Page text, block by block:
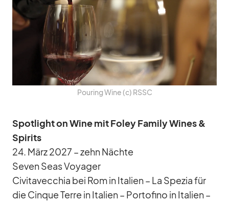
Pou­ring Wine (c) RSSC
Spot­light on Wine mit Fo­ley Fa­mily Wi­nes &
Spi­rits
24. März 2027 – zehn Nächte
Se­ven Seas Voy­a­ger
Ci­vi­ta­vec­chia bei Rom in Ita­lien – La Spe­zia für
die Cin­que Terre in Ita­lien – Por­to­fino in Ita­lien –